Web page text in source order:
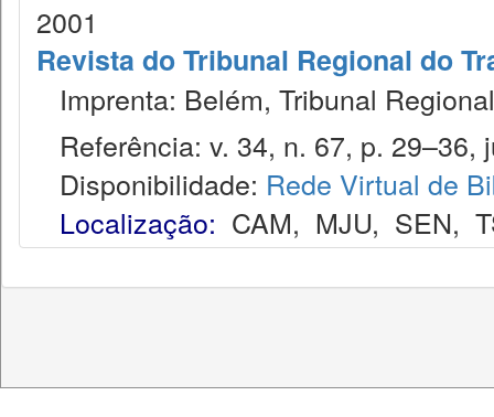
2001
Revista do Tribunal Regional do
Imprenta: Belém, Tribunal
Referência: v. 34, n. 67, p. 29–36,
Disponibilidade: Rede Virtual de
Localização: CAM, MJU, SEN,